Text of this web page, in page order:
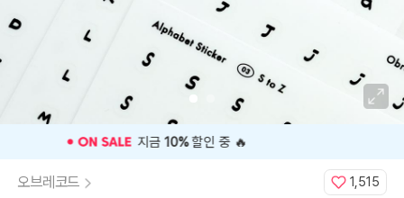
⭐️ 고객 평점5인기 상품 ⭐️
오브레코드 1,515